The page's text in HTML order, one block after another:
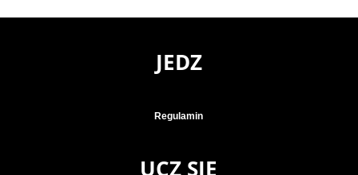
JEDZ
Regulamin
UCZ SIĘ